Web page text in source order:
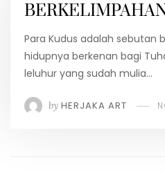
Para Kudus adalah sebutan
hidupnya berkenan bagi
leluhur yang sudah mulia…
by HERJAKA ART